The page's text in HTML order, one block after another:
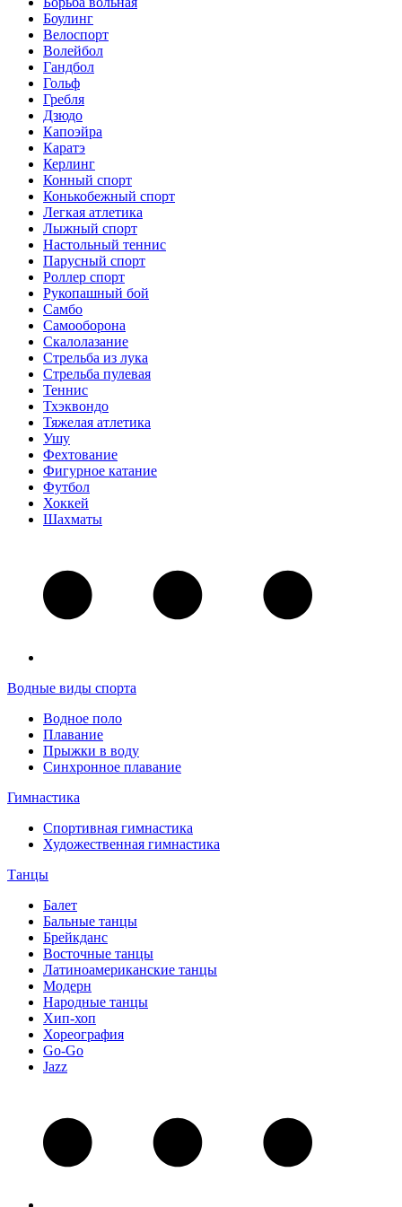
Боулинг
Велоспорт
Волейбол
Гандбол
Гольф
Гребля
Дзюдо
Капоэйра
Каратэ
Керлинг
Конный спорт
Конькобежный спорт
Легкая атлетика
Лыжный спорт
Настольный теннис
Парусный спорт
Роллер спорт
Рукопашный бой
Самбо
Самооборона
Скалолазание
Стрельба из лука
Стрельба пулевая
Теннис
Тхэквондо
Тяжелая атлетика
Ушу
Фехтование
Фигурное катание
Футбол
Хоккей
Шахматы
Водные виды спорта
Водное поло
Плавание
Прыжки в воду
Синхронное плавание
Гимнастика
Спортивная гимнастика
Художественная гимнастика
Танцы
Балет
Бальные танцы
Брейкданс
Восточные танцы
Латиноамериканские танцы
Модерн
Народные танцы
Хип-хоп
Хореография
Go-Go
Jazz